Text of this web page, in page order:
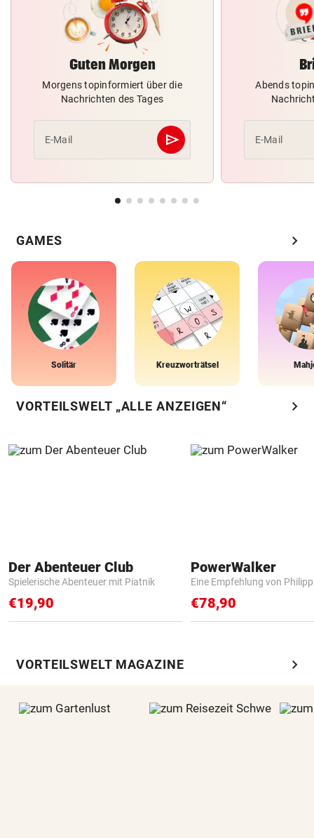
Guten Morgen
Morgens topinformiert über die
Nachrichten des Tages
E-Mail send
Abschicken
Abends
E-Mail
GAMES chevron_right
Solitär Kreuzworträtsel
VORTEILSWELT „ALLE ANZEIGEN“ chevron_right
Der Abenteuer Club
Spielerische Abenteuer mit Piatnik
€19,90
PowerWalker
Eine Empfehlung von
€78,90
VORTEILSWELT MAGAZINE chevron_right